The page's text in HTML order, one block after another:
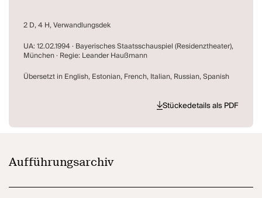
der Plakatwand mit den längst verfallenen
Veranstaltungshinweisen und höre, dass sie die Plakate
auswendig lernt. Sie alle haben eine gemeinsame
Geschichte: das Stück, - ich kann und möchte es also nicht
nacherzählen, das müssten die Figuren selber tun, und
nicht zuletzt sprechen meine Figuren ja nie über sich
selbst, sondern immer nur über den, auf den sie in dieser
Augen eines Fremden und entdecken dann in dem
Geschehen eine Geschichte, das heißt, sie erfinden sich
seine eigene." (Wolfgang Maria Bauer)
2 D, 4 H, Verwandlungsdek
UA: 12.02.1994 · Bayerisches Staatsschauspiel (Residenztheater),
München · Regie: Leander Haußmann
Übersetzt in English, Estonian, French, Italian, Russian, Spanish
Stückedetails als PDF
Aufführungsarchiv